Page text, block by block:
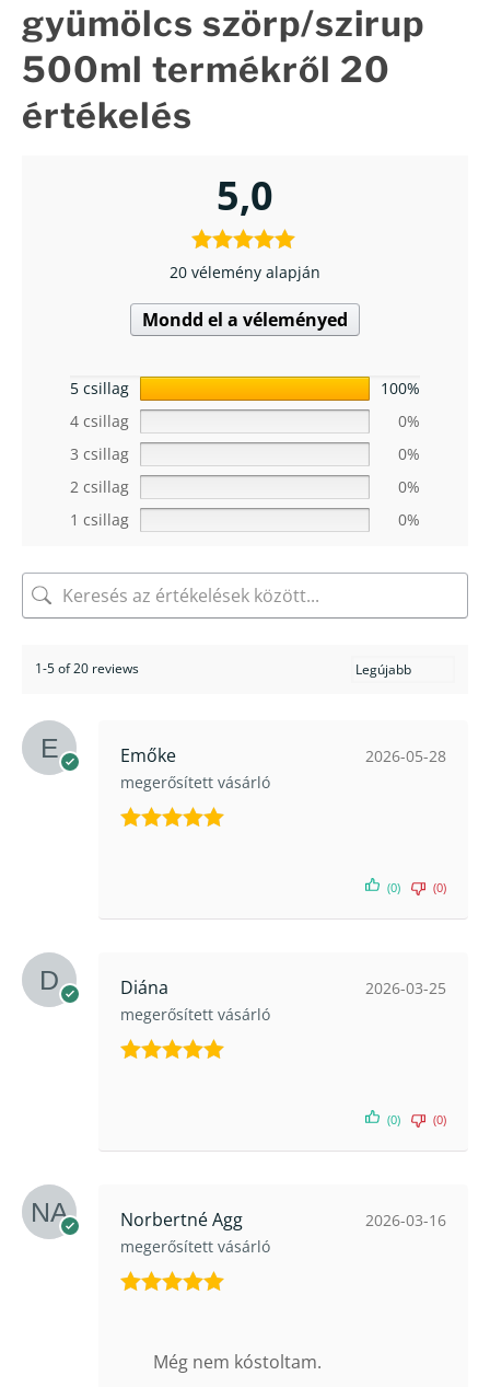
gyümölcs szörp/szirup
500ml termékről 20
értékelés
5,0
20 vélemény alapján
Mondd el a véleményed
5 csillag
100%
4 csillag
0%
3 csillag
0%
2 csillag
0%
1 csillag
0%
1-5 of 20 reviews
Emőke
megerősített vásárló
2026-05-28
(0) (0)
Diána
megerősített vásárló
2026-03-25
(0) (0)
Norbertné Agg
megerősített vásárló
2026-03-16
Még nem kóstoltam.